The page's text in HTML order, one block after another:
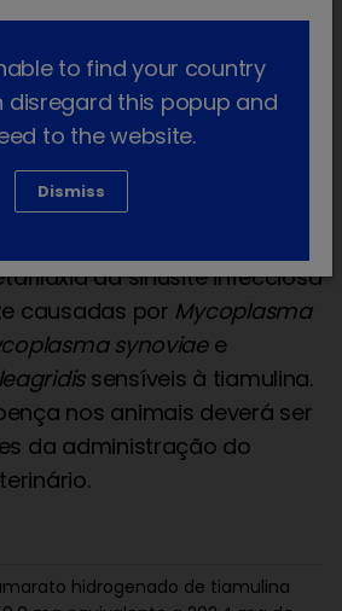
tiamulina. A presença da
deverá ser estabelecida
do medicamento
da sinusite infecciosa
causadas por Mycoplasma
synoviaee
sensíveis à tiamulina.
nos animais deverá ser
da administração do
hidrogenado de tiamulina
to find your country
disregard this popup and
to the website.
Dismiss